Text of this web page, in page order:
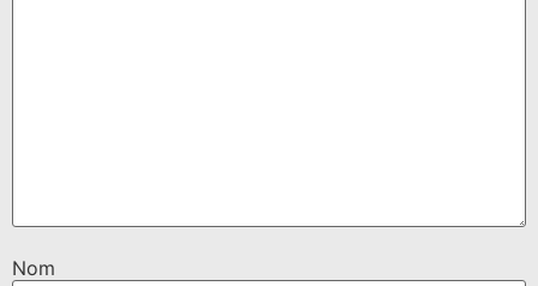
Nom